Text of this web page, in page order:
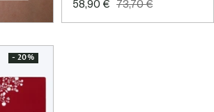
Prix
58,90 € Prix
73,70 €
- 20%